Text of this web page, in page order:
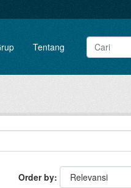
Tentang
Order by